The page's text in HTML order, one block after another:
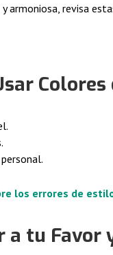
armoniosa, revisa
Colores
los errores de
a tu Favor